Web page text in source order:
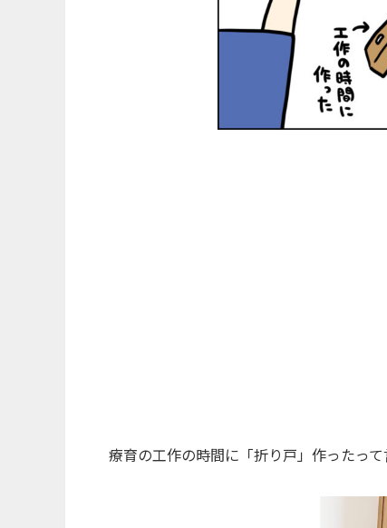
療育の工作の時間に「折り戸」作ったっ